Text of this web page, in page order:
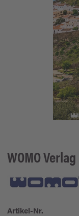
WOMO Verlag
Artikel-Nr.